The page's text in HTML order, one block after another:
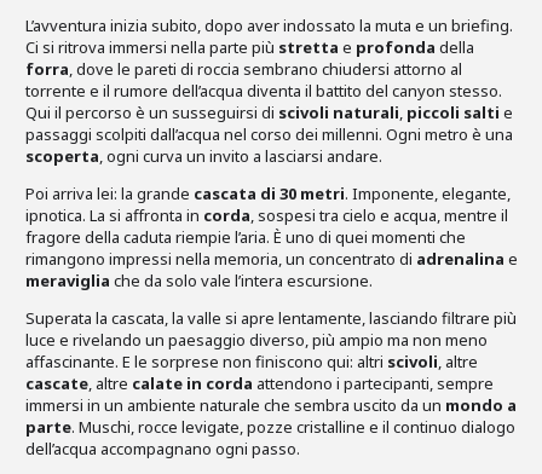
L’avventura inizia subito, dopo aver indossato la muta e un briefing.
Ci si ritrova immersi nella parte più stretta e profonda della
forra, dove le pareti di roccia sembrano chiudersi attorno al
torrente e il rumore dell’acqua diventa il battito del canyon stesso.
Qui il percorso è un susseguirsi di scivoli naturali, piccoli salti e
passaggi scolpiti dall’acqua nel corso dei millenni. Ogni metro è una
scoperta, ogni curva un invito a lasciarsi andare.
Poi arriva lei: la grande cascata di 30 metri. Imponente, elegante,
ipnotica. La si affronta in corda, sospesi tra cielo e acqua, mentre il
fragore della caduta riempie l’aria. È uno di quei momenti che
rimangono impressi nella memoria, un concentrato di adrenalina e
meraviglia che da solo vale l’intera escursione.
Superata la cascata, la valle si apre lentamente, lasciando filtrare più
luce e rivelando un paesaggio diverso, più ampio ma non meno
affascinante. E le sorprese non finiscono qui: altri scivoli, altre
cascate, altre calate in corda attendono i partecipanti, sempre
immersi in un ambiente naturale che sembra uscito da un mondo a
parte. Muschi, rocce levigate, pozze cristalline e il continuo dialogo
dell’acqua accompagnano ogni passo.